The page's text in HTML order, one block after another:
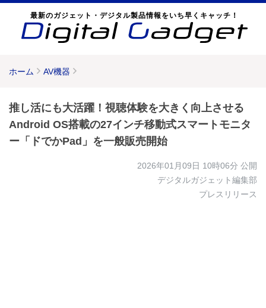
最新のガジェット・デジタル製品情報をいち早くキャッチ！
ホーム AV機器
推し活にも大活躍！視聴体験を大きく向上させる
Android OS搭載の27インチ移動式スマートモニタ
ー「ドでかPad」を一般販売開始
2026年01月09日 10時06分 公開
デジタルガジェット編集部
プレスリリース